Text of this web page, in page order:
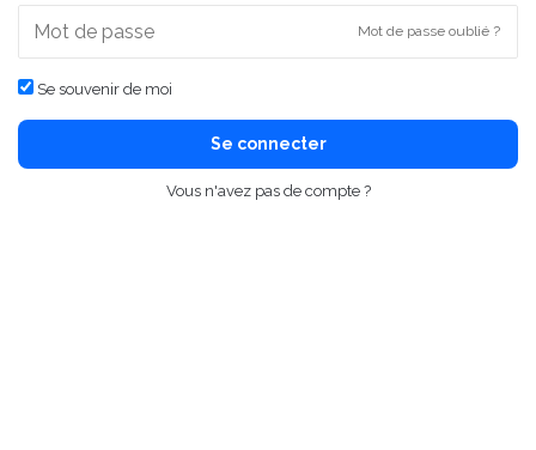
Mot de passe oublié ?
Se souvenir de moi
Se connecter
Vous n'avez pas de compte ?